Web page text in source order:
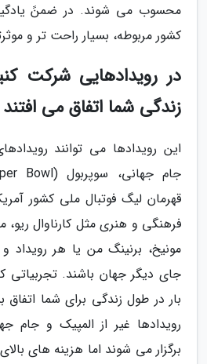
محسوب می شوند. در ضمنً
کشور مربوطه، بسیار راحت تر و
در رویدادهایی شرکت
زندگی شما اتفاق می افتند
این رویدادها می توانند
قهرمان لیگ فوتبال ملی کشور
فرهنگی و هنری مثل کارناوال ریو،
مونیخ، برنینگ من یا هر رویداد
جای دیگر جهان باشند.
بار در طول زندگی برای شما اتفاق
رویدادها غیر از المپیک و جام
برگزار می شوند اما هزینه های